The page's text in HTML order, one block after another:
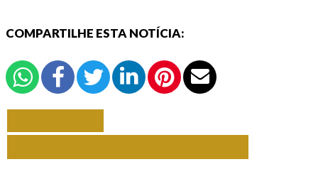
COMPARTILHE ESTA NOTÍCIA: